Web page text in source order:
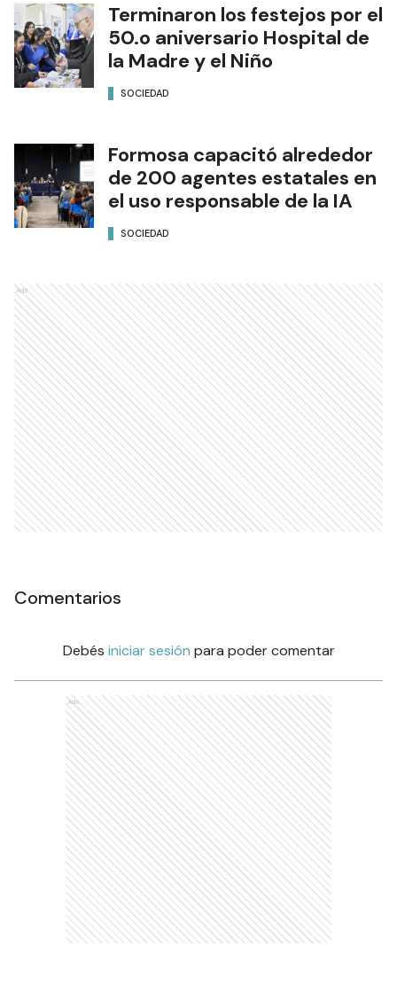
Terminaron los festejos por el
50.o aniversario Hospital de
la Madre y el Niño
SOCIEDAD
Formosa capacitó alrededor
de 200 agentes estatales en
el uso responsable de la IA
SOCIEDAD
Ads
Comentarios
Debés iniciar sesión para poder comentar
Ads